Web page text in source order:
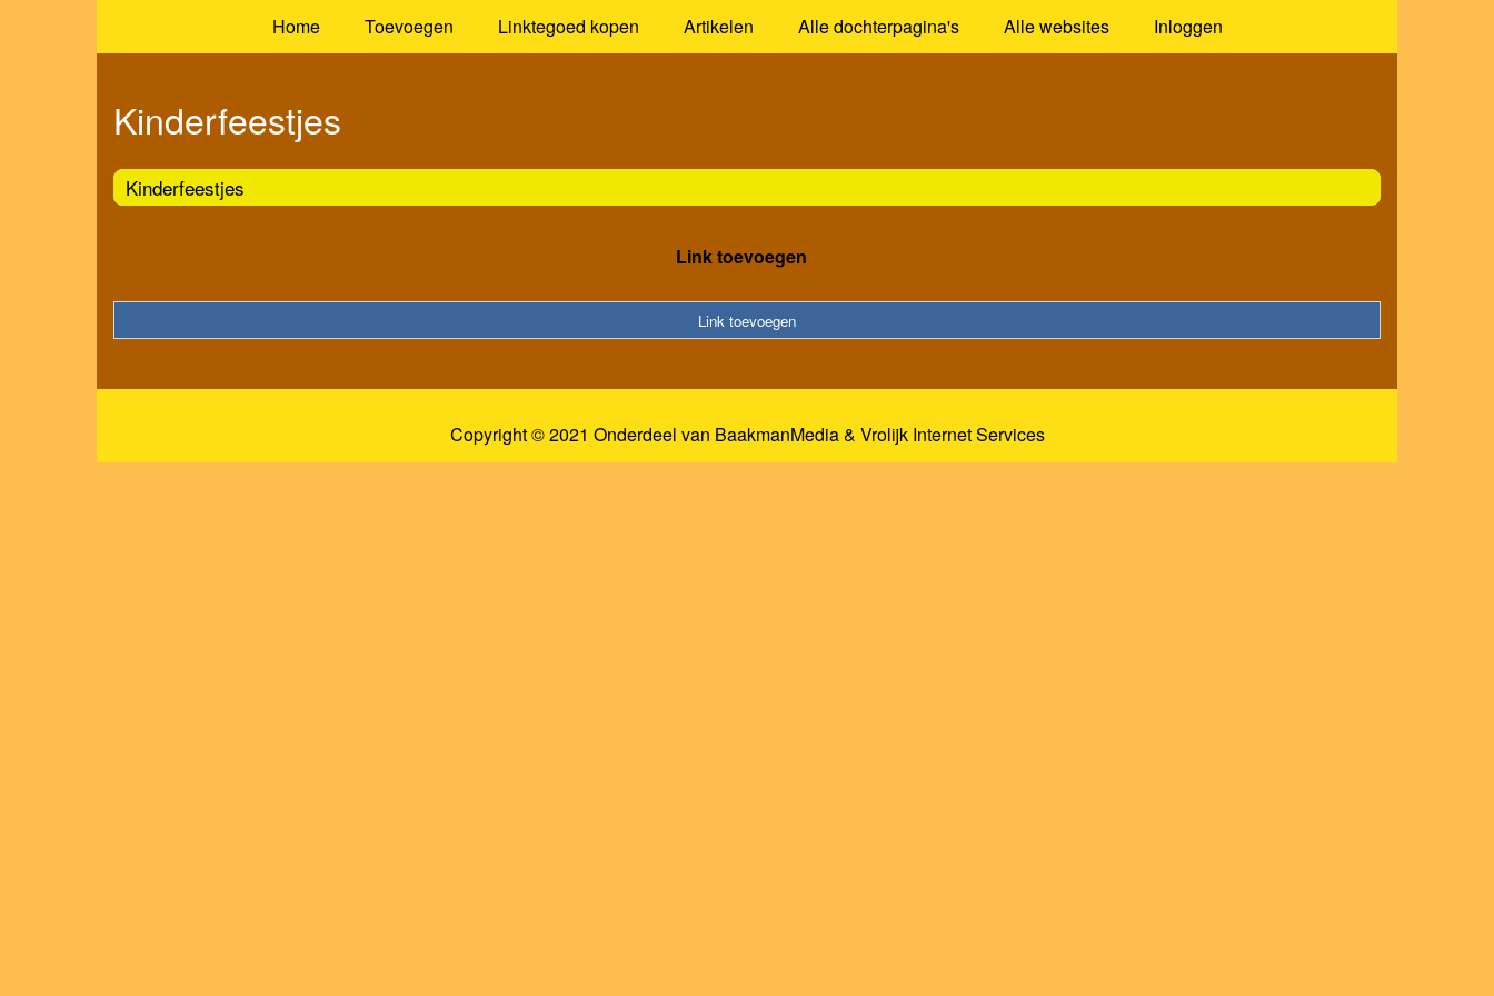
Home Toevoegen Linktegoed kopen Artikelen Alle dochterpagina's Alle websites Inloggen
Kinderfeestjes
Kinderfeestjes
Link toevoegen
Link toevoegen
Copyright © 2021 Onderdeel van BaakmanMedia& Vrolijk Internet Services